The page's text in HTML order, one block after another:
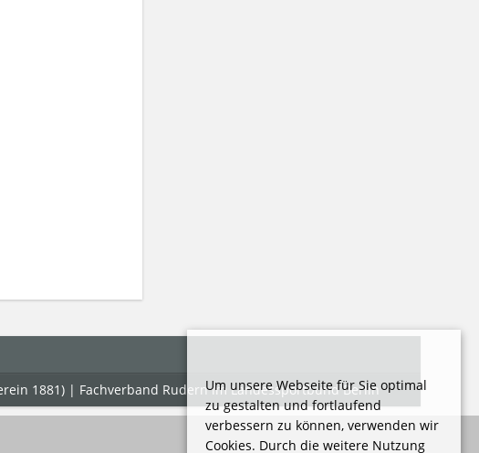
1881) | Fachverband Rudern im Landessportbund Berlin
Um unsere Webseite für Sie optimal
zu gestalten und fortlaufend
verbessern zu können, verwenden wir
Cookies. Durch die weitere Nutzung